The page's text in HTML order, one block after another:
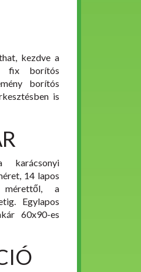
kezdve a
fix borítós
borítós
is
karácsonyi
14 lapos
mérettől, a
Egylapos
60x90-es